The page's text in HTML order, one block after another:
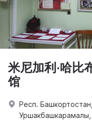
米尼加利·哈比
馆
Респ.
Уршакбашкарамалы,